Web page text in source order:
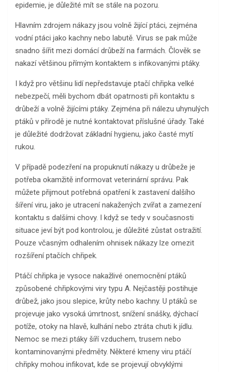
epidemie, je důležité mít se stále na pozoru.
Hlavním zdrojem nákazy jsou volně žijící ptáci, zejména
vodní ptáci jako kachny nebo labutě. Virus se pak může
snadno šířit mezi domácí drůbeží na farmách. Člověk se
nakazí většinou přímým kontaktem s infikovanými ptáky.
I když pro většinu lidí nepředstavuje ptačí chřipka velké
nebezpečí, měli bychom dbát opatrnosti při kontaktu s
drůbeží a volně žijícími ptáky. Zejména při nálezu uhynulých
ptáků v přírodě je nutné kontaktovat příslušné úřady. Také
je důležité dodržovat základní hygienu, jako časté mytí
rukou.
V případě podezření na propuknutí nákazy u drůbeže je
potřeba okamžitě informovat veterinární správu. Pak
můžete přijmout potřebná opatření k zastavení dalšího
šíření viru, jako je utracení nakažených zvířat a zamezení
kontaktu s dalšími chovy. I když se tedy v současnosti
situace jeví být pod kontrolou, je důležité zůstat ostražití.
Pouze včasným odhalením ohnisek nákazy lze omezit
rozšíření ptačích chřipek.
Ptáčí chřipka je vysoce nakažlivé onemocnění ptáků
způsobené chřipkovými viry typu A. Nejčastěji postihuje
drůbež, jako jsou slepice, krůty nebo kachny. U ptáků se
projevuje jako vysoká úmrtnost, snížení snášky, dýchací
potíže, otoky na hlavě, kulhání nebo ztráta chuti k jídlu.
Nemoc se mezi ptáky šíří vzduchem, trusem nebo
kontaminovanými předměty. Některé kmeny viru ptáčí
chřipky mohou infikovat, kde se projevují obvyklými